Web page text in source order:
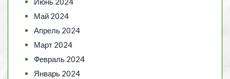
Май 2024
Апрель 2024
Март 2024
Февраль 2024
Январь 2024